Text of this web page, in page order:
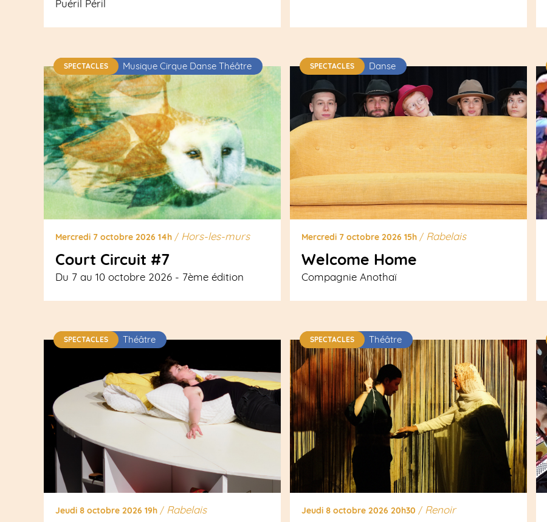
Puéril Péril
Mercredi 7 octobre 2026 14h/ Hors-les-murs
Court Circuit #7
Du 7 au 10 octobre 2026 - 7ème édition
SPECTACLES Musique Cirque Danse Théâtre
Mercredi 7 octobre 2026 15h/ Rabelais
Welcome Home
Compagnie Anothaï
SPECTACLES Danse
Jeudi 8 octobre 2026 19h/ Rabelais
SPECTACLES Théâtre
Jeudi 8 octobre 2026 20h30 / Renoir
SPECTACLES Théâtre